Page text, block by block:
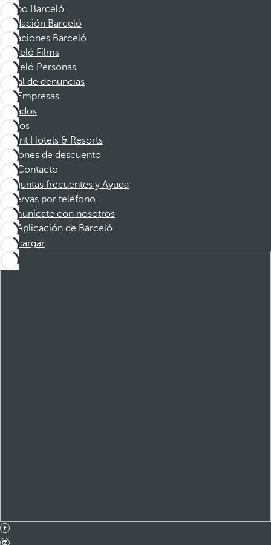
Grupo Barceló
Fundación Barceló
Vacaciones Barceló
Barceló Films
Barceló Personas
Canal de denuncias
Empresas
Afiliados
Socios
Dorint Hotels & Resorts
Cupones de descuento
Contacto
Preguntas frecuentes y Ayuda
Reservas por teléfono
Comunícate con nosotros
Aplicación de Barceló
Descargar